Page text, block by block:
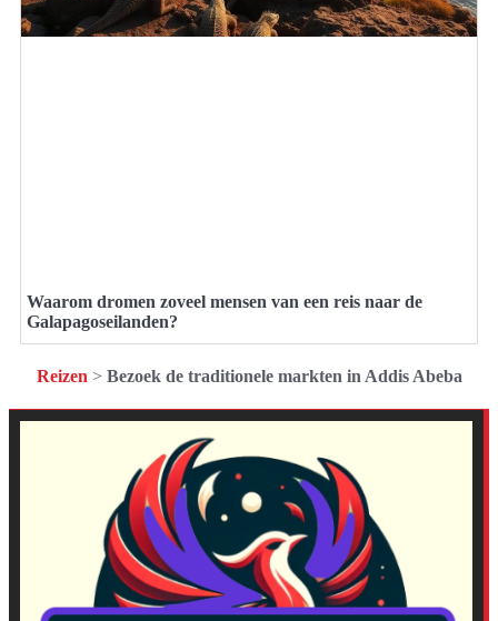
Waarom dromen zoveel mensen van een reis naar de
Galapagoseilanden?
Reizen > Bezoek de traditionele markten in Addis Abeba